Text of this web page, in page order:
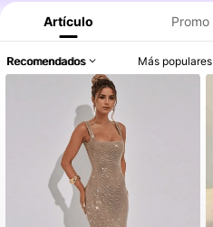
Artículo Promo
Recomendados Más populares